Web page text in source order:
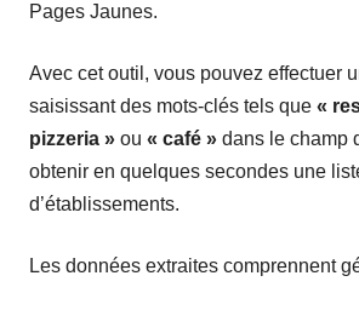
Pages Jaunes.
Avec cet outil, vous pouvez effectuer
saisissant des mots-clés tels que «
pizzeria » ou « café » dans le champ
obtenir en quelques secondes une
d’établissements.
Les données extraites comprennent